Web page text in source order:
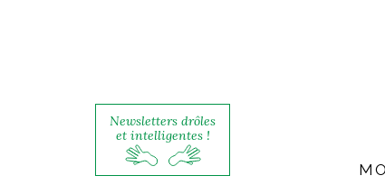
Newsletters drôles
et intelligentes !